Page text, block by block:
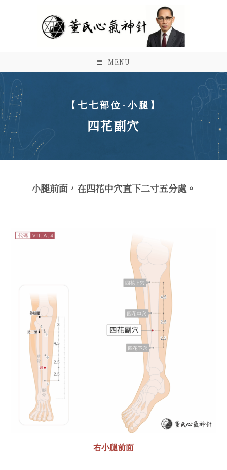
MENU
【七七部位-小腿】
四花副穴
小腿前面，在四花中穴直下二寸五分處。
右小腿前面